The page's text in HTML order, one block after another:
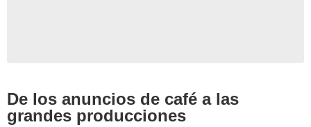
De los anuncios de café a las
grandes producciones